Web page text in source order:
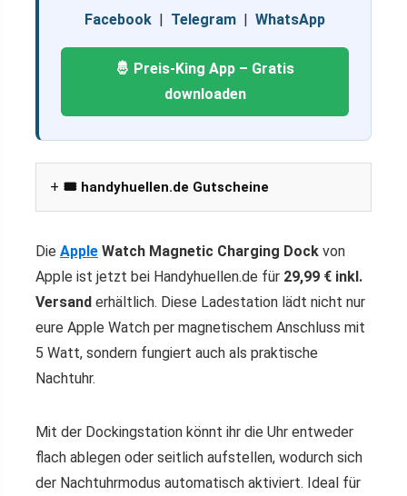
Facebook | Telegram | WhatsApp
🤴 Preis-King App – Gratis
downloaden
🎟️ handyhuellen.de Gutscheine
Die Apple Watch Magnetic Charging Dock von
Apple ist jetzt bei Handyhuellen.de für 29,99 € inkl.
Versand erhältlich. Diese Ladestation lädt nicht nur
eure Apple Watch per magnetischem Anschluss mit
5 Watt, sondern fungiert auch als praktische
Nachtuhr.
Mit der Dockingstation könnt ihr die Uhr entweder
flach ablegen oder seitlich aufstellen, wodurch sich
der Nachtuhrmodus automatisch aktiviert. Ideal für